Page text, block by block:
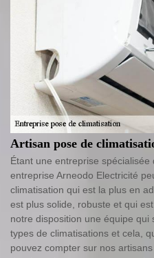
Artisan pose de
Étant une entreprise
entreprise Arneodo Electricité
climatisation qui est la plus en
est plus solide, robuste et qui
notre disposition une équipe qui
types de climatisations et cela,
pouvez compter sur nos